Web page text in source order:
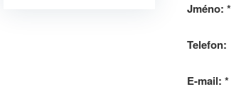
Jméno: *
Telefon:
E-mail: *